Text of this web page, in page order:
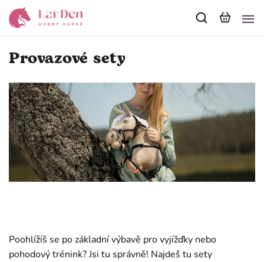
Provazové sety
Poohlížíš se po základní výbavě pro vyjížďky nebo
pohodový trénink? Jsi tu správně! Najdeš tu sety